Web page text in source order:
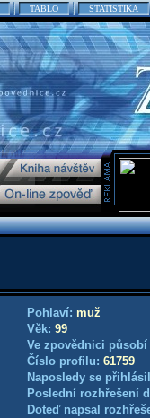
TABLO STATISTIKA
Pohlaví: muž
Věk: 99
Ve zpovědnici
Číslo profilu: 61759
Naposledy se
Poslední rozhřešení
Doteď napsal